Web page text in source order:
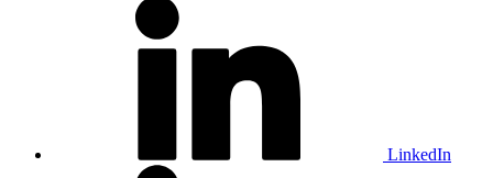
LinkedIn